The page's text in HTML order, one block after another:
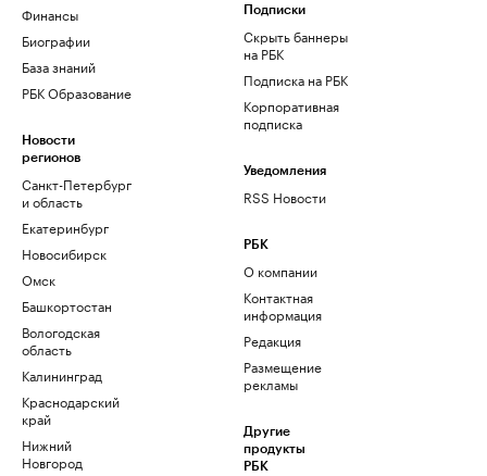
Финансы
Биографии
База знаний
РБК Образование
Новости
регионов
Санкт-Петербург
и область
Екатеринбург
Новосибирск
Омск
Башкортостан
Вологодская
область
Калининград
Краснодарский
край
Нижний
Новгород
Подписки
Скрыть баннеры
на РБК
Подписка на РБК
Корпоративная
подписка
Уведомления
RSS Новости
РБК
О компании
Контактная
информация
Редакция
Размещение
рекламы
Другие
продукты
РБК